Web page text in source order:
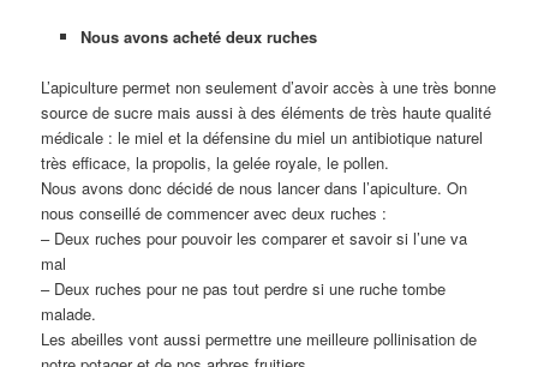
Nous avons acheté deux ruches
L’apiculture permet non seulement d’avoir accès à une très bonne
source de sucre mais aussi à des éléments de très haute qualité
médicale : le miel et la défensine du miel un antibiotique naturel
très efficace, la propolis, la gelée royale, le pollen.
Nous avons donc décidé de nous lancer dans l’apiculture. On
nous conseillé de commencer avec deux ruches :
– Deux ruches pour pouvoir les comparer et savoir si l’une va
mal
– Deux ruches pour ne pas tout perdre si une ruche tombe
malade.
Les abeilles vont aussi permettre une meilleure pollinisation de